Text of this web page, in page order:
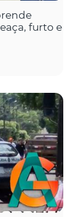
furto e